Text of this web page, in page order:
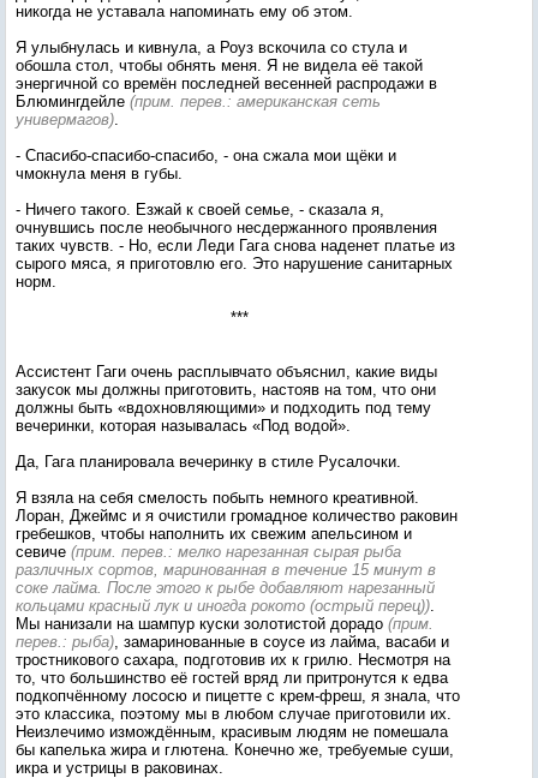
никогда не уставала напоминать ему об этом.
Я улыбнулась и кивнула, а Роуз вскочила со стула и
обошла стол, чтобы обнять меня. Я не видела её такой
энергичной со времён последней весенней распродажи в
Блюмингдейле (прим. перев.: американская сеть
универмагов).
- Спасибо-спасибо-спасибо, - она сжала мои щёки и
чмокнула меня в губы.
- Ничего такого. Езжай к своей семье, - сказала я,
очнувшись после необычного несдержанного проявления
таких чувств. - Но, если Леди Гага снова наденет платье из
сырого мяса, я приготовлю его. Это нарушение санитарных
норм.
***
Ассистент Гаги очень расплывчато объяснил, какие виды
закусок мы должны приготовить, настояв на том, что они
должны быть «вдохновляющими» и подходить под тему
вечеринки, которая называлась «Под водой».
Да, Гага планировала вечеринку в стиле Русалочки.
Я взяла на себя смелость побыть немного креативной.
Лоран, Джеймс и я очистили громадное количество раковин
гребешков, чтобы наполнить их свежим апельсином и
севиче (прим. перев.: мелко нарезанная сырая рыба
различных сортов, маринованная в течение 15 минут в
соке лайма. После этого к рыбе добавляют нарезанный
кольцами красный лук и иногда рокото (острый перец)).
Мы нанизали на шампур куски золотистой дорадо (прим.
перев.: рыба), замаринованные в соусе из лайма, васаби и
тростникового сахара, подготовив их к грилю. Несмотря на
то, что большинство её гостей вряд ли притронутся к едва
подкопчённому лососю и пицетте с крем-фреш, я знала, что
это классика, поэтому мы в любом случае приготовили их.
Неизлечимо измождённым, красивым людям не помешала
бы капелька жира и глютена. Конечно же, требуемые суши,
икра и устрицы в раковинах.